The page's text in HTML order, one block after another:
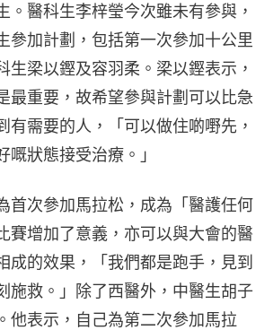
。醫科生李梓瑩今次雖未有參與，
參加計劃，包括第一次參加十公里
生梁以鏗及容羽柔。梁以鏗表示，
最重要，故希望參與計劃可以比急
有需要的人，「可以做住啲嘢先，
嘅狀態接受治療。」
首次參加馬拉松，成為「醫護任何
賽增加了意義，亦可以與大會的醫
成的效果，「我們都是跑手，見到
施救。」除了西醫外，中醫生胡子
他表示，自己為第二次參加馬拉